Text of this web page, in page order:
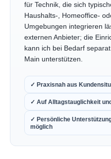
für Technik, die sich
Haushalts-, Homeoffice-
Umgebungen integrieren
externen Anbieter; die
kann ich bei Bedarf
Main unterstützen.
✓ Praxisnah aus
✓ Auf Alltagstauglichkeit
✓ Persönliche
möglich